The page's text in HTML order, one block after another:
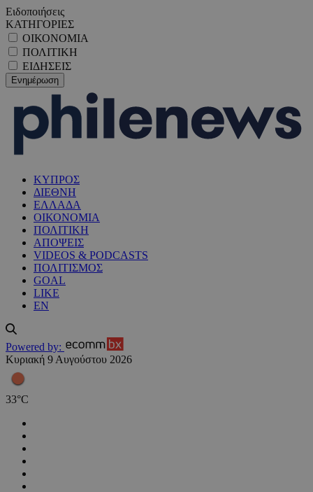
Ειδοποιήσεις
ΚΑΤΗΓΟΡΙΕΣ
ΟΙΚΟΝΟΜΙΑ
ΠΟΛΙΤΙΚΗ
ΕΙΔΗΣΕΙΣ
ΚΥΠΡΟΣ
ΔΙΕΘΝΗ
ΕΛΛΑΔΑ
ΟΙΚΟΝΟΜΙΑ
ΠΟΛΙΤΙΚΗ
ΑΠΟΨΕΙΣ
VIDEOS & PODCASTS
ΠΟΛΙΤΙΣΜΟΣ
GOAL
LIKE
EN
Powered by:
Κυριακή 9 Αυγούστου 2026
33°C